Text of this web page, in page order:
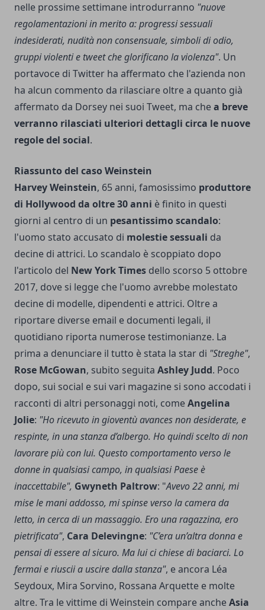
nelle prossime settimane introdurranno "nuove
regolamentazioni in merito a: progressi sessuali
indesiderati, nudità non consensuale, simboli di odio,
gruppi violenti e tweet che glorificano la violenza". Un
portavoce di Twitter ha affermato che l'azienda non
ha alcun commento da rilasciare oltre a quanto già
affermato da Dorsey nei suoi Tweet, ma chea breve
verranno rilasciati ulteriori dettagli circa le nuove
regole del social.
Riassunto del caso Weinstein
Harvey Weinstein, 65 anni, famosissimo produttore
di Hollywood da oltre 30 anni è finito in questi
giorni al centro di un pesantissimo scandalo:
l'uomo stato accusato di molestie sessuali da
decine di attrici. Lo scandalo è scoppiato dopo
l'articolo del New York Times dello scorso 5 ottobre
2017, dove si legge che l'uomo avrebbe molestato
decine di modelle, dipendenti e attrici. Oltre a
riportare diverse email e documenti legali, il
quotidiano riporta numerose testimonianze. La
prima a denunciare il tutto è stata la star di "Streghe",
Rose McGowan, subito seguita Ashley Judd. Poco
dopo, sui social e sui vari magazine si sono accodati i
racconti di altri personaggi noti, comeAngelina
Jolie: "Ho ricevuto in gioventù avances non desiderate, e
respinte, in una stanza d’albergo. Ho quindi scelto di non
lavorare più con lui. Questo comportamento verso le
donne in qualsiasi campo, in qualsiasi Paese è
inaccettabile", Gwyneth Paltrow: "Avevo 22 anni, mi
mise le mani addosso, mi spinse verso la camera da
letto, in cerca di un massaggio. Ero una ragazzina, ero
pietrificata", Cara Delevingne: "C’era un’altra donna e
pensai di essere al sicuro. Ma lui ci chiese di baciarci. Lo
fermai e riuscii a uscire dalla stanza", e ancora Léa
Seydoux, Mira Sorvino, Rossana Arquette e molte
altre. Tra le vittime di Weinstein compare ancheAsia